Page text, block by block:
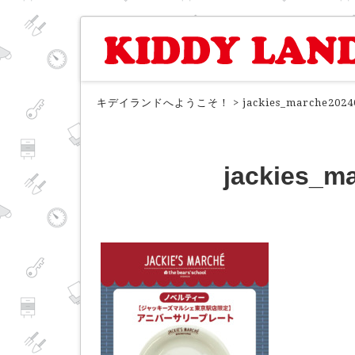
キデイランドへようこそ！ >